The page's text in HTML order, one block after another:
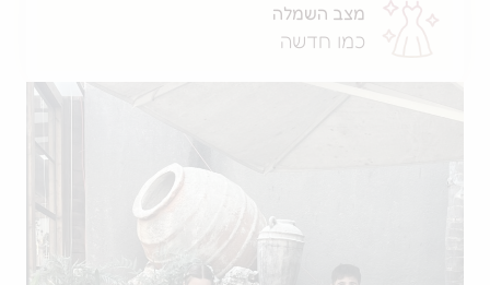
מצב השמלה
כמו חדשה